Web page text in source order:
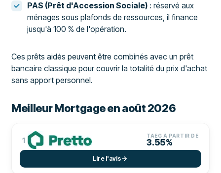
PAS (Prêt d'Accession Sociale) : réservé aux
ménages sous plafonds de ressources, il finance
jusqu'à 100 % de l'opération.
Ces prêts aidés peuvent être combinés avec un prêt
bancaire classique pour couvrir la totalité du prix d'achat
sans apport personnel.
Meilleur Mortgage en août 2026
1 TAEG À PARTIR DE
3.55%
Lire l'avis